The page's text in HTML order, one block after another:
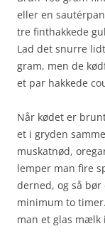
eller en
tre finthakkede
Lad det snurre
gram, men de
et par hakkede
Når kødet er
et i gryden
muskatnød,
lemper man fire
derned, og så
minimum to
man et glas mælk